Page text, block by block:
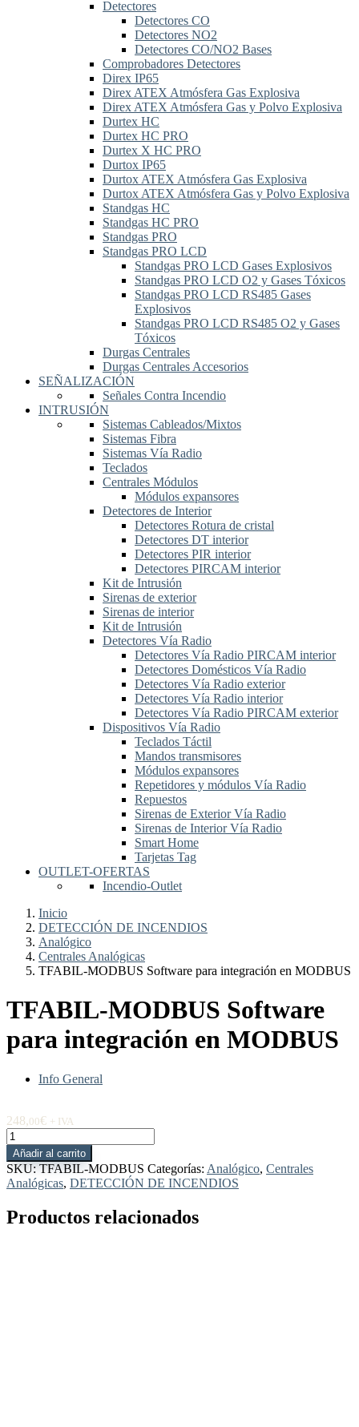
Detectores
Detectores CO
Detectores NO2
Detectores CO/NO2 Bases
Comprobadores Detectores
Direx IP65
Direx ATEX Atmósfera Gas Explosiva
Direx ATEX Atmósfera Gas y Polvo Explosiva
Durtex HC
Durtex HC PRO
Durtex X HC PRO
Durtox IP65
Durtox ATEX Atmósfera Gas Explosiva
Durtox ATEX Atmósfera Gas y Polvo Explosiva
Standgas HC
Standgas HC PRO
Standgas PRO
Standgas PRO LCD
Standgas PRO LCD Gases Explosivos
Standgas PRO LCD O2 y Gases Tóxicos
Standgas PRO LCD RS485 Gases
Explosivos
Standgas PRO LCD RS485 O2 y Gases
Tóxicos
Durgas Centrales
Durgas Centrales Accesorios
SEÑALIZACIÓN
Señales Contra Incendio
INTRUSIÓN
Sistemas Cableados/Mixtos
Sistemas Fibra
Sistemas Vía Radio
Teclados
Centrales Módulos
Módulos expansores
Detectores de Interior
Detectores Rotura de cristal
Detectores DT interior
Detectores PIR interior
Detectores PIRCAM interior
Kit de Intrusión
Sirenas de exterior
Sirenas de interior
Kit de Intrusión
Detectores Vía Radio
Detectores Vía Radio PIRCAM interior
Detectores Domésticos Vía Radio
Detectores Vía Radio exterior
Detectores Vía Radio interior
Detectores Vía Radio PIRCAM exterior
Dispositivos Vía Radio
Teclados Táctil
Mandos transmisores
Módulos expansores
Repetidores y módulos Vía Radio
Repuestos
Sirenas de Exterior Vía Radio
Sirenas de Interior Vía Radio
Smart Home
Tarjetas Tag
OUTLET-OFERTAS
Incendio-Outlet
Inicio
DETECCIÓN DE INCENDIOS
Analógico
Centrales Analógicas
TFABIL-MODBUS Software para integración en MODBUS
TFABIL-MODBUS Software
para integración en MODBUS
Info General
248,00€ + IVA
TFABIL-
MODBUS
Software
para
integración
MODBUS
Añadir al carrito
SKU: TFABIL-MODBUS Categorías: Analógico, Centrales
Analógicas, DETECCIÓN DE INCENDIOS
Productos relacionados